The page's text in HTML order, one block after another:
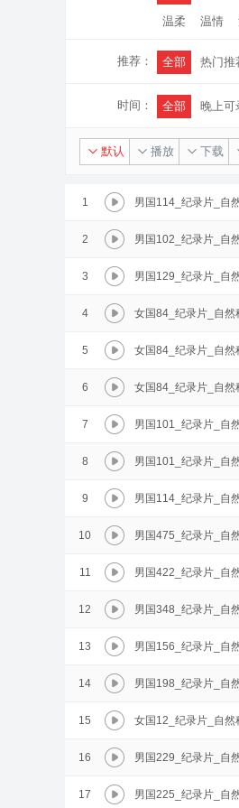
温柔 温情
推荐： 全部 热门推
时间： 全部 晚上可
默认 播放 下载
1 男国114_纪录片_自
2 男国102_纪录片_自
3 男国129_纪录片_自
4 女国84_纪录片_自然
5 女国84_纪录片_自
6 女国84_纪录片_自
7 男国101_纪录片_自
8 男国101_纪录片_自
9 男国114_纪录片_自
10 男国475_纪录片_自
11 男国422_纪录片_自
12 男国348_纪录片_自
13 男国156_纪录片_自
14 男国198_纪录片_自
15 女国12_纪录片_自然
16 男国229_纪录片_自
17 男国225_纪录片_自